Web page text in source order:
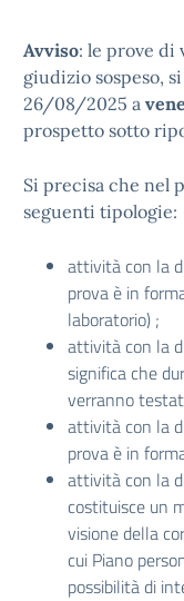
Avviso: le prove
giudizio sospeso,
26/08/2025 a
prospetto sotto
Si precisa che nel
seguenti tipologie:
attività con la
prova è in
laboratorio) ;
attività con la
significa che
verranno
attività con la
prova è in
attività con la
costituisce un
visione della
cui Piano
possibilità di